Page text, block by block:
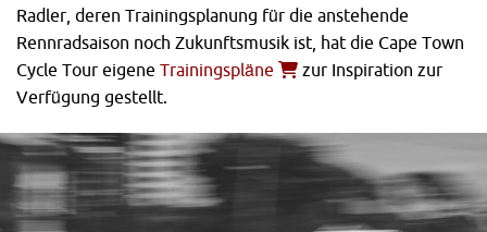
Radler, deren Trainingsplanung für die anstehende
Rennradsaison noch Zukunftsmusik ist, hat die Cape Town
Cycle Tour eigene Trainingspläne
zur Inspiration zur
Verfügung gestellt.